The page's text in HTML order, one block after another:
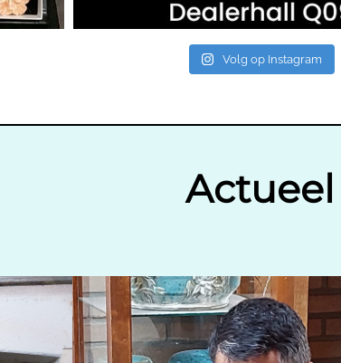
Volg op Instagram
Actueel